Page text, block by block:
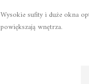
Wysokie sufity i duże okna
powiększają wnętrza.